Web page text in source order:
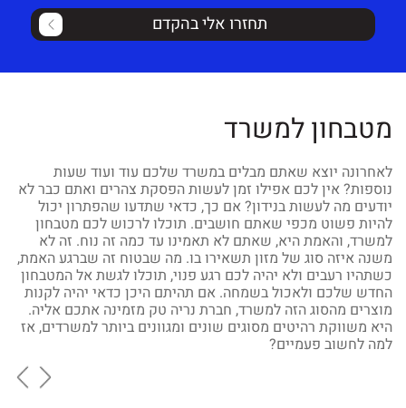
תחזרו אלי בהקדם
מטבחון למשרד
לאחרונה יוצא שאתם מבלים במשרד שלכם עוד ועוד שעות
נוספות? אין לכם אפילו זמן לעשות הפסקת צהרים ואתם כבר לא
יודעים מה לעשות בנידון? אם כך, כדאי שתדעו שהפתרון יכול
להיות פשוט מכפי שאתם חושבים. תוכלו לרכוש לכם מטבחון
למשרד, והאמת היא, שאתם לא תאמינו עד כמה זה נוח. זה לא
משנה איזה סוג של מזון תשאירו בו. מה שבטוח זה שברגע האמת,
כשתהיו רעבים ולא יהיה לכם רגע פנוי, תוכלו לגשת אל המטבחון
החדש שלכם ולאכול בשמחה. אם תהיתם היכן כדאי יהיה לקנות
מוצרים מהסוג הזה למשרד, חברת נריה טק מזמינה אתכם אליה.
היא משווקת רהיטים מסוגים שונים ומגוונים ביותר למשרדים, אז
למה לחשוב פעמיים?